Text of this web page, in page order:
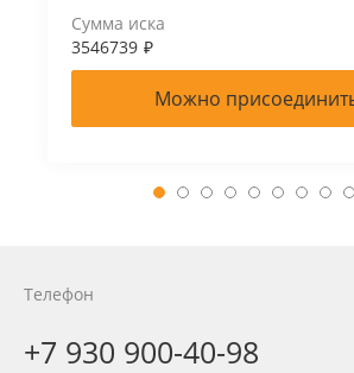
Сумма иска
3546739 ₽
Можно
Телефон
+7 930 900-40-98